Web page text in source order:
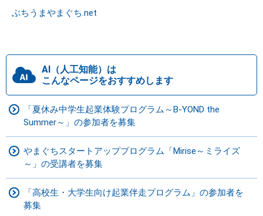
ぶちうまやまぐち.net
AI（人工知能）は
こんなページをおすすめします
「夏休み中学生起業体験プログラム～B-YOND the
Summer～」の参加者を募集
やまぐちスタートアッププログラム「Mirise～ミライズ
～」の受講者を募集
「高校生・大学生向け起業伴走プログラム」の参加者を
募集